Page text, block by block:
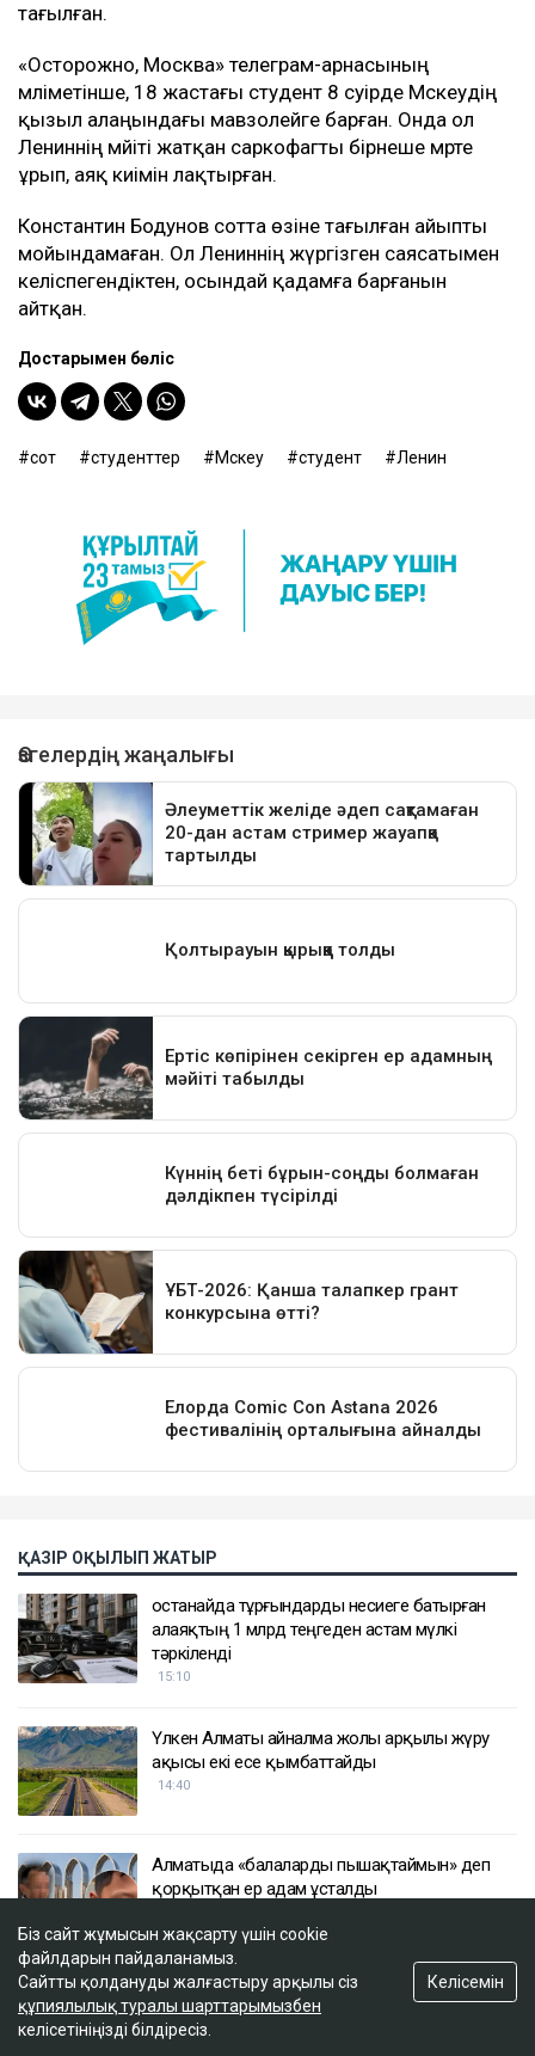
тағылған.
«Осторожно, Москва» телеграм-арнасының
мәліметінше, 18 жастағы студент 8 сәуірде Мәскеудің
қызыл алаңындағы мавзолейге барған. Онда ол
Лениннің мәйіті жатқан саркофагты бірнеше мәрте
ұрып, аяқ киімін лақтырған.
Константин Бодунов сотта өзіне тағылған айыпты
мойындамаған. Ол Лениннің жүргізген саясатымен
келіспегендіктен, осындай қадамға барғанын
айтқан.
Достарыңмен бөліс
сот студенттер Мәскеу студент Ленин
ҚАЗІР ОҚЫЛЫП ЖАТЫР
Қостанайда тұрғындарды несиеге батырған
алаяқтың 1 млрд теңгеден астам мүлкі
тәркіленді
15:10
Үлкен Алматы айналма жолы арқылы жүру
ақысы екі есе қымбаттайды
14:40
Алматыда «балаларды пышақтаймын» деп
қорқытқан ер адам ұсталды
Қазақстандағы ірі компаниялардың бірінің
акционерлері тағы да өзгеруі мүмкін
13:47
Біз сайт жұмысын жақсарту үшін cookie
файлдарын пайдаланамыз.
Сайтты қолдануды жалғастыру арқылы сіз
құпиялылық туралы шарттарымызбен
келісетініңізді білдіресіз.
Келісемін